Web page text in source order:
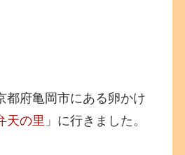
都府亀岡市にある卵かけ
天の里 」に行きました。